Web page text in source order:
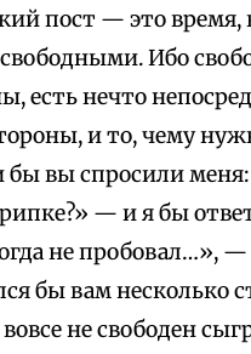
пост — это время,
Ибо
есть нечто
и то, чему
бы вы спросили
— и я бы
не пробовал…»,
бы вам несколько
не свободен